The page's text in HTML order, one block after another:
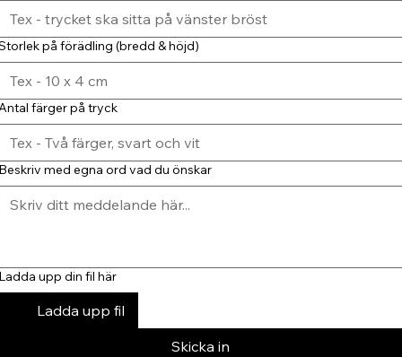
på förädling (bredd & höjd)
färger på tryck
med egna ord vad du önskar
upp din fil här
Ladda upp fil
Skicka in